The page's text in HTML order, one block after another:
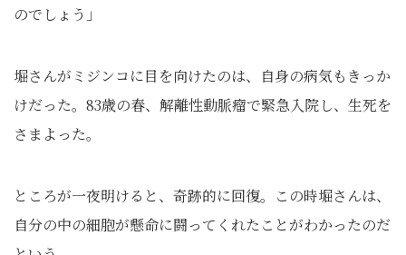
のでしょう」
堀さんがミジンコに目を向けたのは、自身の病気もきっか
けだった。83歳の春、解離性動脈瘤で緊急入院し、生死を
さまよった。
ところが一夜明けると、奇跡的に回復。この時堀さんは、
自分の中の細胞が懸命に闘ってくれたことがわかったのだ